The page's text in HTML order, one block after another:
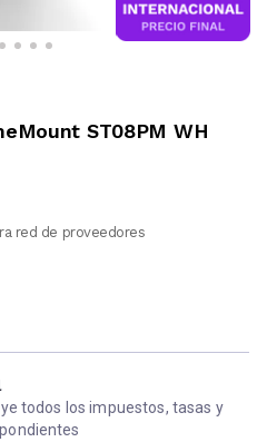
ST08PM WH
red de proveedores
todos los impuestos, tasas y